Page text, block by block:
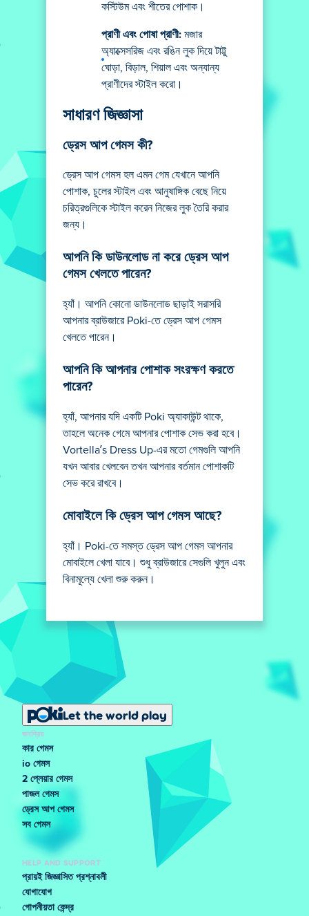
কস্টিউম এবং শীতের পোশাক।
প্রাণী এবং পোষা প্রাণী: মজার
অ্যাক্সেসরিজ এবং রঙিন লুক দিয়ে টাট্টু
ঘোড়া, বিড়াল, শিয়াল এবং অন্যান্য
প্রাণীদের স্টাইল করো।
সাধারণ জিজ্ঞাসা
ড্রেস আপ গেমস কী?
ড্রেস আপ গেমস হল এমন গেম যেখানে আপনি
পোশাক, চুলের স্টাইল এবং আনুষাঙ্গিক বেছে নিয়ে
চরিত্রগুলিকে স্টাইল করেন নিজের লুক তৈরি করার
জন্য।
আপনি কি ডাউনলোড না করে ড্রেস আপ
গেমস খেলতে পারেন?
হ্যাঁ। আপনি কোনো ডাউনলোড ছাড়াই সরাসরি
আপনার ব্রাউজারে Poki-তে ড্রেস আপ গেমস
খেলতে পারেন।
আপনি কি আপনার পোশাক সংরক্ষণ করতে
পারেন?
হ্যাঁ, আপনার যদি একটি Poki অ্যাকাউন্ট থাকে,
তাহলে অনেক গেমে আপনার পোশাক সেভ করা হবে।
Vortella’s Dress Up-এর মতো গেমগুলি আপনি
যখন আবার খেলবেন তখন আপনার বর্তমান পোশাকটি
সেভ করে রাখবে।
মোবাইলে কি ড্রেস আপ গেমস আছে?
হ্যাঁ। Poki-তে সমস্ত ড্রেস আপ গেমস আপনার
মোবাইলে খেলা যাবে। শুধু ব্রাউজারে সেগুলি খুলুন এবং
বিনামূল্যে খেলা শুরু করুন।
Let the world play
জনপ্রিয়
কার গেমস
io গেমস
2 প্লেয়ার গেমস
পাজল গেমস
ড্রেস আপ গেমস
সব গেমস
HELP AND SUPPORT
প্রায়ই জিজ্ঞাসিত প্রশ্নাবলী
যোগাযোগ
গোপনীয়তা কেন্দ্র